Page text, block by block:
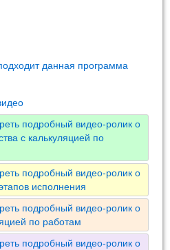
данная программа
подробный видео-ролик о
с калькуляцией по
подробный видео-ролик о
исполнения
подробный видео-ролик о
по работам
подробный видео-ролик о